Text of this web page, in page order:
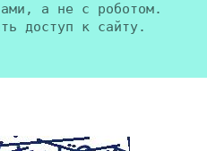
а не с роботом.
доступ к сайту.